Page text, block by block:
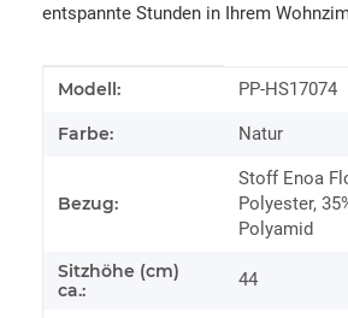
entspannte Stunden in Ihrem
Produkteigenschaft
Wert
Modell: PP-HS17074
Farbe: Natur
Bezug:
Stoff Enoa
Polyester,
Polyamid
Sitzhöhe (cm)
ca.:
44